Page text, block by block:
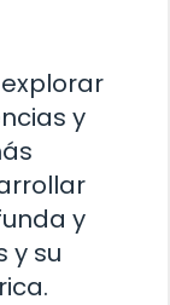
y
y
y su